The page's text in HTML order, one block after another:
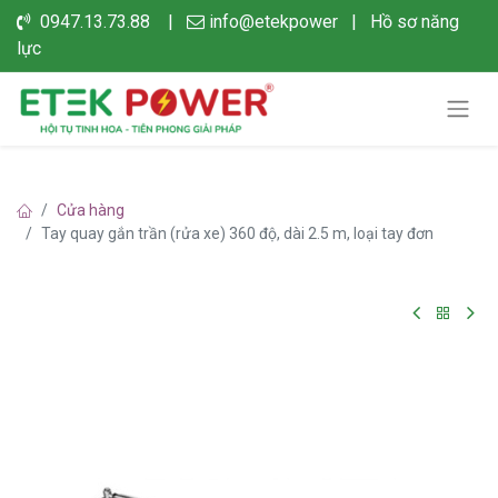
0947.13.73.88 | info@etekpower |
Hồ sơ năng
lực
Cửa hàng
Tay quay gắn trần (rửa xe) 360 độ, dài 2.5 m, loại tay đơn